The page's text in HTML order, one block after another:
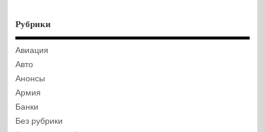
Рубрики
Авиация
Авто
Анонсы
Армия
Банки
Без рубрики